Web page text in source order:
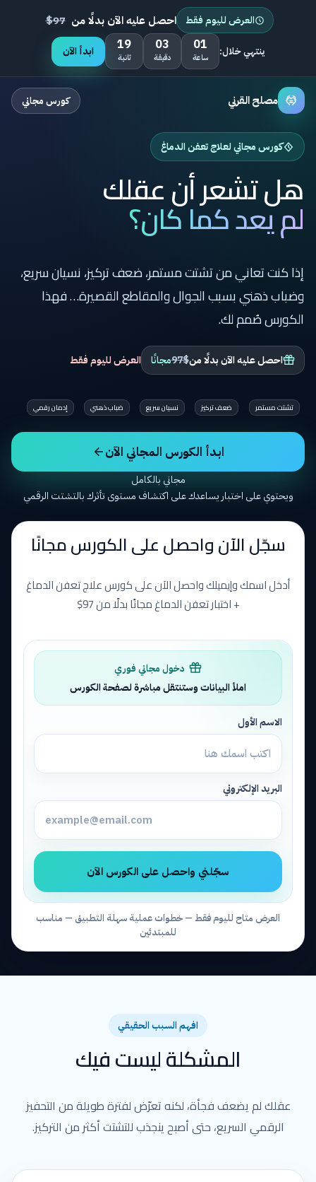
العرض لليوم فقط احصل عليه الآن بدلًا من 97$
ينتهي خلال: 01
ساعة
03
دقيقة
18
ثانية ابدأ الآن
مصلح القرني كورس مجاني
كورس مجاني لعلاج تعفن الدماغ
هل تشعر أن عقلك
لم يعد كما كان؟
إذا كنت تعاني من تشتت مستمر، ضعف تركيز، نسيان سريع،
وضباب ذهني بسبب الجوال والمقاطع القصيرة… فهذا
الكورس صُمم لك.
احصل عليه الآن بدلًا من97$مجانًا العرض لليوم فقط
تشتت مستمر ضعف تركيز نسيان سريع ضباب ذهني إدمان رقمي
ابدأ الكورس المجاني الآن
مجاني بالكامل
ويحتوي على اختبار يساعدك على اكتشاف مستوى تأثرك بالتشتت الرقمي
سجّل الآن واحصل على الكورس مجانًا
أدخل اسمك وإيميلك واحصل الآن على كورس علاج تعفن الدماغ
+ اختبار تعفن الدماغ مجانًا بدلًا من 97$
دخول مجاني فوري
املأ البيانات وستنتقل مباشرة لصفحة الكورس
الاسم الأول
البريد الإلكتروني
سجّلني واحصل على الكورس الآن
العرض متاح لليوم فقط — خطوات عملية سهلة التطبيق — مناسب
للمبتدئين
افهم السبب الحقيقي
المشكلة ليست فيك
عقلك لم يضعف فجأة، لكنه تعرّض لفترة طويلة من التحفيز
الرقمي السريع، حتى أصبح ينجذب للتشتت أكثر من التركيز.